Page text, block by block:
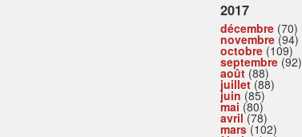
2017
décembre (70)
novembre (94)
octobre (109)
septembre (92)
août (88)
juillet(88)
juin (85)
mai (80)
avril(78)
mars(102)